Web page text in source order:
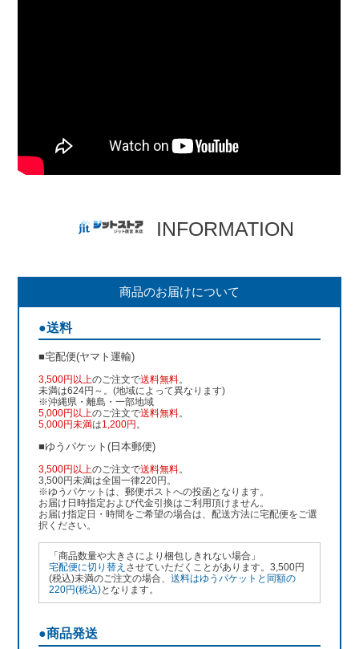
INFORMATION
商品のお届けについて
●送料
■宅配便(ヤマト運輸)
3,500円以上のご注文で送料無料。
未満は624円～。(地域によって異なります)
※沖縄県・離島・一部地域
5,000円以上のご注文で送料無料。
5,000円未満は1,200円 。
■ゆうパケット(日本郵便)
3,500円以上のご注文で送料無料。
3,500円未満は全国一律220円。
※ゆうパケットは、郵便ポストへの投函となります。
お届け日時指定および代金引換はご利用頂けません。
お届け指定日・時間をご希望の場合は、配送方法に宅配便をご選
択ください。
「商品数量や大きさにより梱包しきれない場合」
宅配便に切り替え させていただくことがあります。3,500円
(税込)未満のご注文の場合、送料はゆうパケットと同額の
220円(税込)となります。
●商品発送